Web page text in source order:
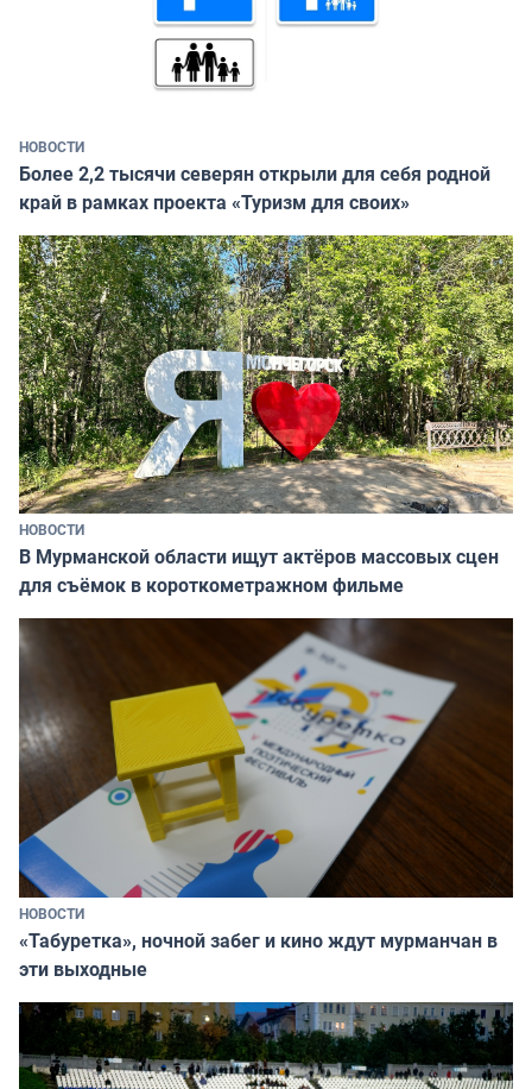
НОВОСТИ
Более 2,2 тысячи северян открыли для себя родной
край в рамках проекта «Туризм для своих»
НОВОСТИ
В Мурманской области ищут актёров массовых сцен
для съёмок в короткометражном фильме
НОВОСТИ
«Табуретка», ночной забег и кино ждут мурманчан в
эти выходные